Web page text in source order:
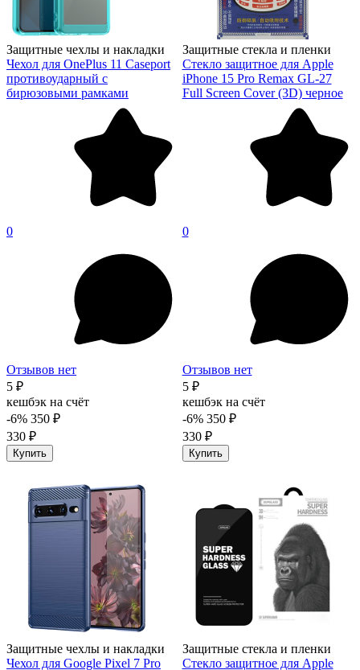
Защитные чехлы и накладки
Чехол для OnePlus 11 Caseport
противоударный с
бирюзовыми рамками
0
Отзывов нет
5 ₽
кешбэк на счёт
-6% 350 ₽
330 ₽
Купить
Защитные стекла и пленки
Стекло защитное для Apple
iPhone 15 Pro Remax GL-27
Full Screen Cover (3D) черное
0
Отзывов нет
5 ₽
кешбэк на счёт
-6% 350 ₽
330 ₽
Купить
Защитные чехлы и накладки
Чехол для Google Pixel 7 Pro
Защитные стекла и пленки
Стекло защитное для Apple